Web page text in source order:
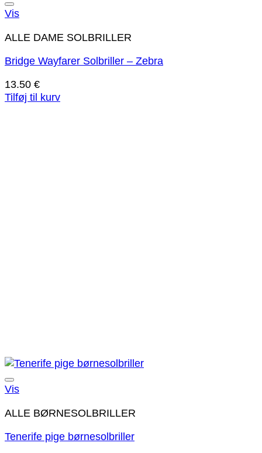
Vis
ALLE DAME SOLBRILLER
Bridge Wayfarer Solbriller – Zebra
13.50 €
Tilføj til kurv
Vis
ALLE BØRNESOLBRILLER
Tenerife pige børnesolbriller